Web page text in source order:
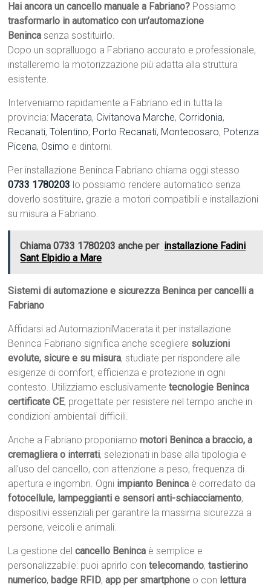
Hai ancora un cancello manuale a Fabriano? Possiamo
trasformarlo in automatico con un’automazione
Beninca senza sostituirlo.
Dopo un sopralluogo a Fabriano accurato e professionale,
installeremo la motorizzazione più adatta alla struttura
esistente.
Interveniamo rapidamente a Fabriano ed in tutta la
provincia: Macerata, Civitanova Marche, Corridonia,
Recanati,Tolentino, Porto Recanati, Montecosaro, Potenza
Picena, Osimo e dintorni.
Per installazione Beninca Fabriano chiama oggi stesso
0733 1780203 lo possiamo rendere automatico senza
doverlo sostituire, grazie a motori compatibili e installazioni
su misura a Fabriano.
Chiama 0733 1780203 anche per installazione Fadini
Sant Elpidio a Mare
Sistemi di automazione e sicurezza Beninca per cancelli a
Fabriano
Affidarsi ad AutomazioniMacerata.it per installazione
Beninca Fabriano significa anche scegliere soluzioni
evolute, sicure e su misura, studiate per rispondere alle
esigenze di comfort, efficienza e protezione in ogni
contesto. Utilizziamo esclusivamentetecnologie Beninca
certificate CE, progettate per resistere nel tempo anche in
condizioni ambientali difficili.
Anche a Fabriano proponiamomotori Beninca a braccio, a
cremagliera o interrati, selezionati in base alla tipologia e
all’uso del cancello, con attenzione a peso, frequenza di
apertura e ingombri. Ogni impianto Beninca è corredato da
fotocellule, lampeggianti e sensori anti-schiacciamento,
dispositivi essenziali per garantire la massima sicurezza a
persone, veicoli e animali.
La gestione delcancello Beninca è semplice e
personalizzabile: puoi aprirlo contelecomando,tastierino
numerico, badge RFID,app per smartphone o con lettura